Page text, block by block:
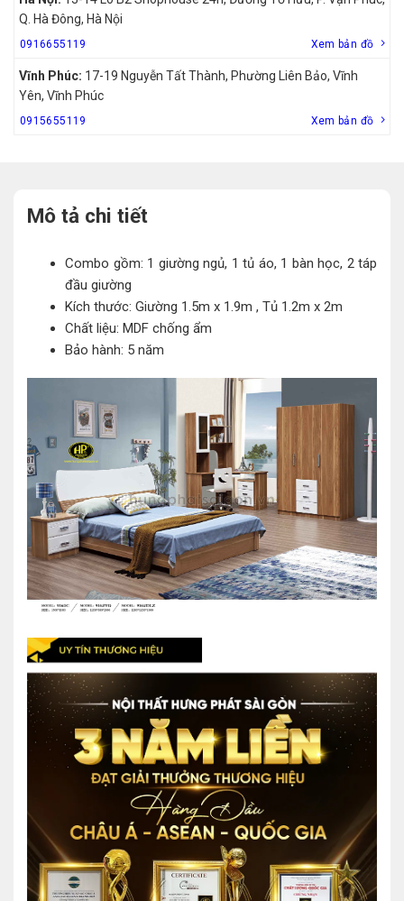
Q. Hà Đông, Hà Nội
0916655119 Xem bản đồ
Vĩnh Phúc: 17-19 Nguyễn Tất Thành, Phường Liên Bảo, Vĩnh
Yên, Vĩnh Phúc
0915655119 Xem bản đồ
Mô tả chi tiết
Combo gồm: 1 giường ngủ, 1 tủ áo, 1 bàn học, 2 táp
đầu giường
Kích thước: Giường 1.5m x 1.9m , Tủ 1.2m x 2m
Chất liệu: MDF chống ẩm
Bảo hành: 5 năm